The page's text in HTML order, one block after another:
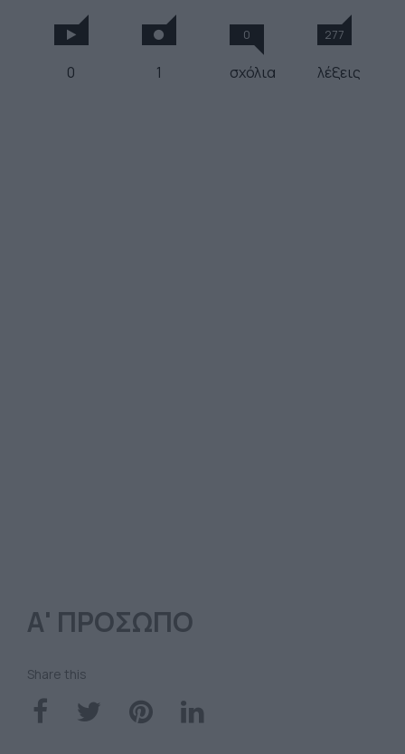
0 1
0
σχόλια
277
λέξεις
Α' ΠΡΟΣΩΠΟ
Share this